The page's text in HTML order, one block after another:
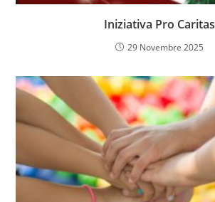
Iniziativa Pro Caritas
29 Novembre 2025